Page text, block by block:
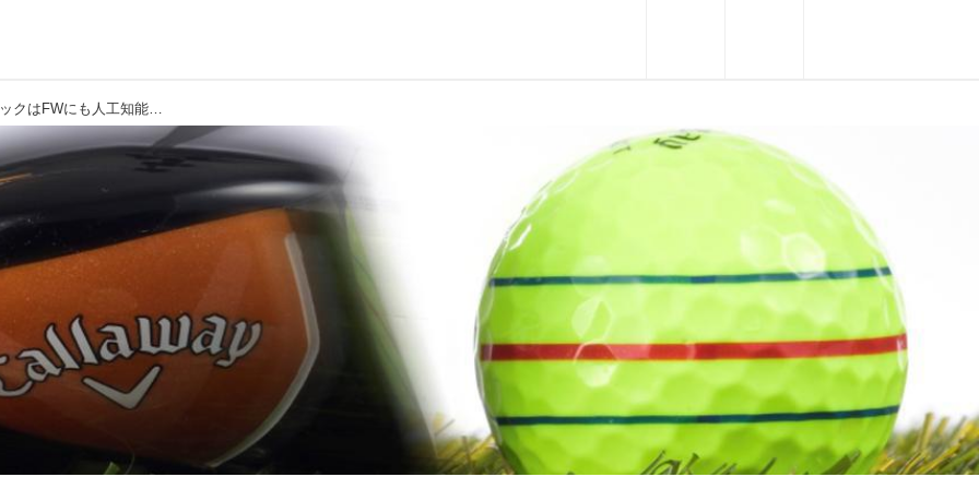
【フェアウェイウッド研究】マーベリックはFWにも人工知能AIフェース。下目の打点にとことん強く、芝の上から打ちやすい!